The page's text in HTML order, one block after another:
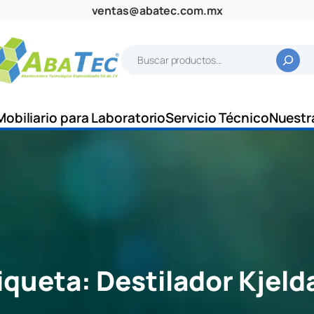
ventas@abatec.com.mx
c
a
para LaboratorioServicio Técnico
Destilador